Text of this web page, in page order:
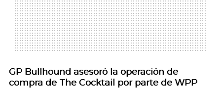
GP Bullhound asesoró la operación de
compra de The Cocktail por parte de WPP